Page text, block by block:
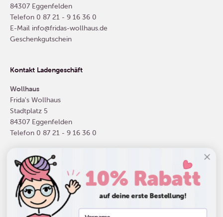
84307 Eggenfelden
Telefon 0 87 21 - 9 16 36 0
E-Mail info@fridas-wollhaus.de
Geschenkgutschein
Kontakt Ladengeschäft
Wollhaus
Frida's Wollhaus
Stadtplatz 5
84307 Eggenfelden
Telefon 0 87 21 - 9 16 36 0
Deutschland (EUR €)
10% Rabatt
auf deine erste Bestellung!